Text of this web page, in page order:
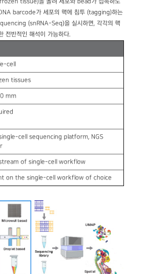
tissue)을 올려 세포와 bead가 접촉하도
barcode가 세포의 핵에 침투 (tagging)하는
(snRNA-Seq)을 실시하면, 각각의 핵
전반적인 해석이 가능하다.
cell
tissues
mm
cell sequencing platform, NGS
of single-cell workflow
on the single-cell workflow of choice